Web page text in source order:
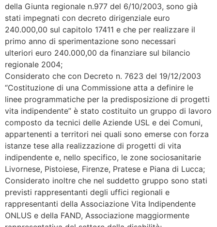
della Giunta regionale n.977 del 6/10/2003, sono già
stati impegnati con decreto dirigenziale euro
240.000,00 sul capitolo 17411 e che per realizzare il
primo anno di sperimentazione sono necessari
ulteriori euro 240.000,00 da finanziare sul bilancio
regionale 2004;
Considerato che con Decreto n. 7623 del 19/12/2003
“Costituzione di una Commissione atta a definire le
linee programmatiche per la predisposizione di progetti
vita indipendente” è stato costituito un gruppo di lavoro
composto da tecnici delle Aziende USL e dei Comuni,
appartenenti a territori nei quali sono emerse con forza
istanze tese alla realizzazione di progetti di vita
indipendente e, nello specifico, le zone sociosanitarie
Livornese, Pistoiese, Firenze, Pratese e Piana di Lucca;
Considerato inoltre che nel suddetto gruppo sono stati
previsti rappresentanti degli uffici regionali e
rappresentanti della Associazione Vita Indipendente
ONLUS e della FAND, Associazione maggiormente